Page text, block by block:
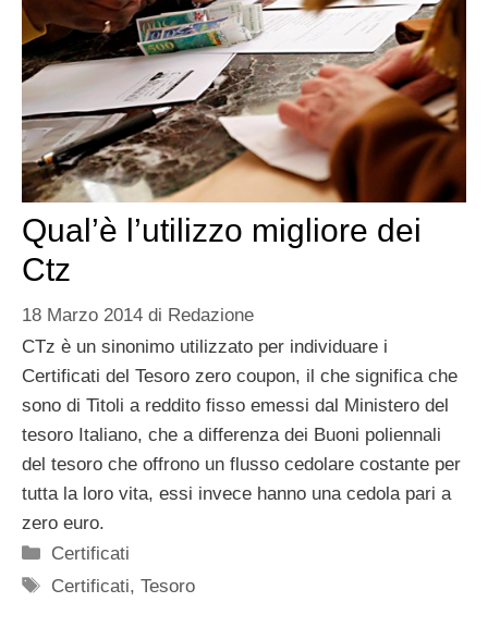
Qual’è l’utilizzo migliore dei
Ctz
18 Marzo 2014 di Redazione
CTz è un sinonimo utilizzato per individuare i
Certificati del Tesoro zero coupon, il che significa che
sono di Titoli a reddito fisso emessi dal Ministero del
tesoro Italiano, che a differenza dei Buoni poliennali
del tesoro che offrono un flusso cedolare costante per
tutta la loro vita, essi invece hanno una cedola pari a
zero euro.
Categorie
Certificati
Tag
Certificati,Tesoro